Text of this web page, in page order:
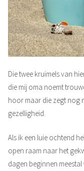
Die twee kruimels van
die mij oma noemt
hoor maar die zegt nog
gezelligheid.
Als ik een luie ochtend
open raam naar het
dagen beginnen